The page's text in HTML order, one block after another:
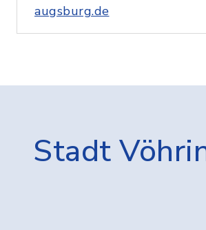
augsburg.de
Stadt